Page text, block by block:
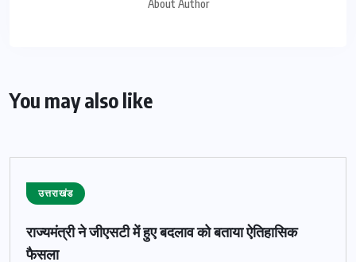
About Author
You may also like
उत्तराखंड
राज्यमंत्री ने जीएसटी में हुए बदलाव को बताया ऐतिहासिक
फैसला